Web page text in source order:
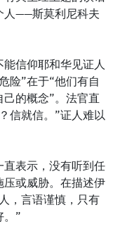
人——斯莫利尼科夫
信仰耶和华见证人
险”在于“他们有自
的概念”。法官直
信就信。”证人难以
表示，没有听到任
或威胁。在描述伊
，言语谨慎，只有
。”